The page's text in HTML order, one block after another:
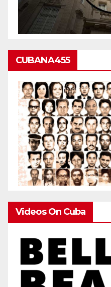
CUBANA455
Videos On Cuba